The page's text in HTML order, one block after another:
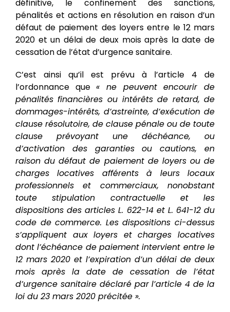
définitive, le confinement des sanctions,
pénalités et actions en résolution en raison d’un
défaut de paiement des loyers entre le 12 mars
2020 et un délai de deux mois après la date de
cessation de l’état d’urgence sanitaire.
C’est ainsi qu’il est prévu à l’article 4 de
l’ordonnance que« ne peuvent encourir de
pénalités financières ou intérêts de retard, de
dommages-intérêts, d’astreinte, d’exécution de
clause résolutoire, de clause pénale ou de toute
clause prévoyant une déchéance, ou
d’activation des garanties ou cautions, en
raison du défaut de paiement de loyers ou de
charges locatives afférents à leurs locaux
professionnels et commerciaux, nonobstant
toute stipulation contractuelle et les
dispositions des articles L. 622-14 et L. 641-12 du
code de commerce. Les dispositions ci-dessus
s’appliquent aux loyers et charges locatives
dont l’échéance de paiement intervient entre le
12 mars 2020 et l’expiration d’un délai de deux
mois après la date de cessation de l’état
d’urgence sanitaire déclaré par l’article 4 de la
loi du 23 mars 2020 précitée ».